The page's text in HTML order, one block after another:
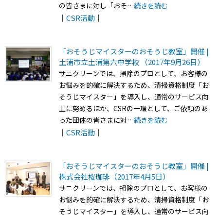
の皆さまに対し「おそ…続きを読む
｜ CSR活動 ｜
「おそうじマイスターのおそうじ教室」開催 |
土浦市立土浦第六中学校 （2017年9月26日）
サニクリーンでは、掃除のプロとして、お客様の
お悩みを的確に解決するため、清掃資格制度「お
そうじマイスター」を導入し、通常のサービス向
上に努めるほか、CSRの一環として、ご依頼のあ
った団体の皆さまに対…続きを読む
｜ CSR活動 ｜
「おそうじマイスターのおそうじ教室」開催 |
株式会社桜珈琲（2017年4月5日）
サニクリーンでは、掃除のプロとして、お客様の
お悩みを的確に解決するため、清掃資格制度「お
そうじマイスター」を導入し、通常のサービス向